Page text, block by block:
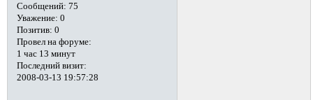
Сообщений: 75
Уважение: 0
Позитив: 0
Провел на форуме:
1 час 13 минут
Последний визит:
2008-03-13 19:57:28